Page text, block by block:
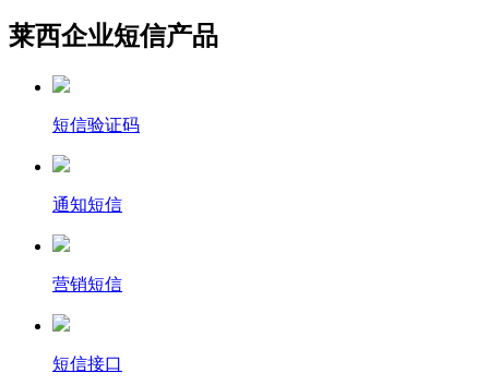
莱西企业短信产品
短信验证码
通知短信
营销短信
短信接口